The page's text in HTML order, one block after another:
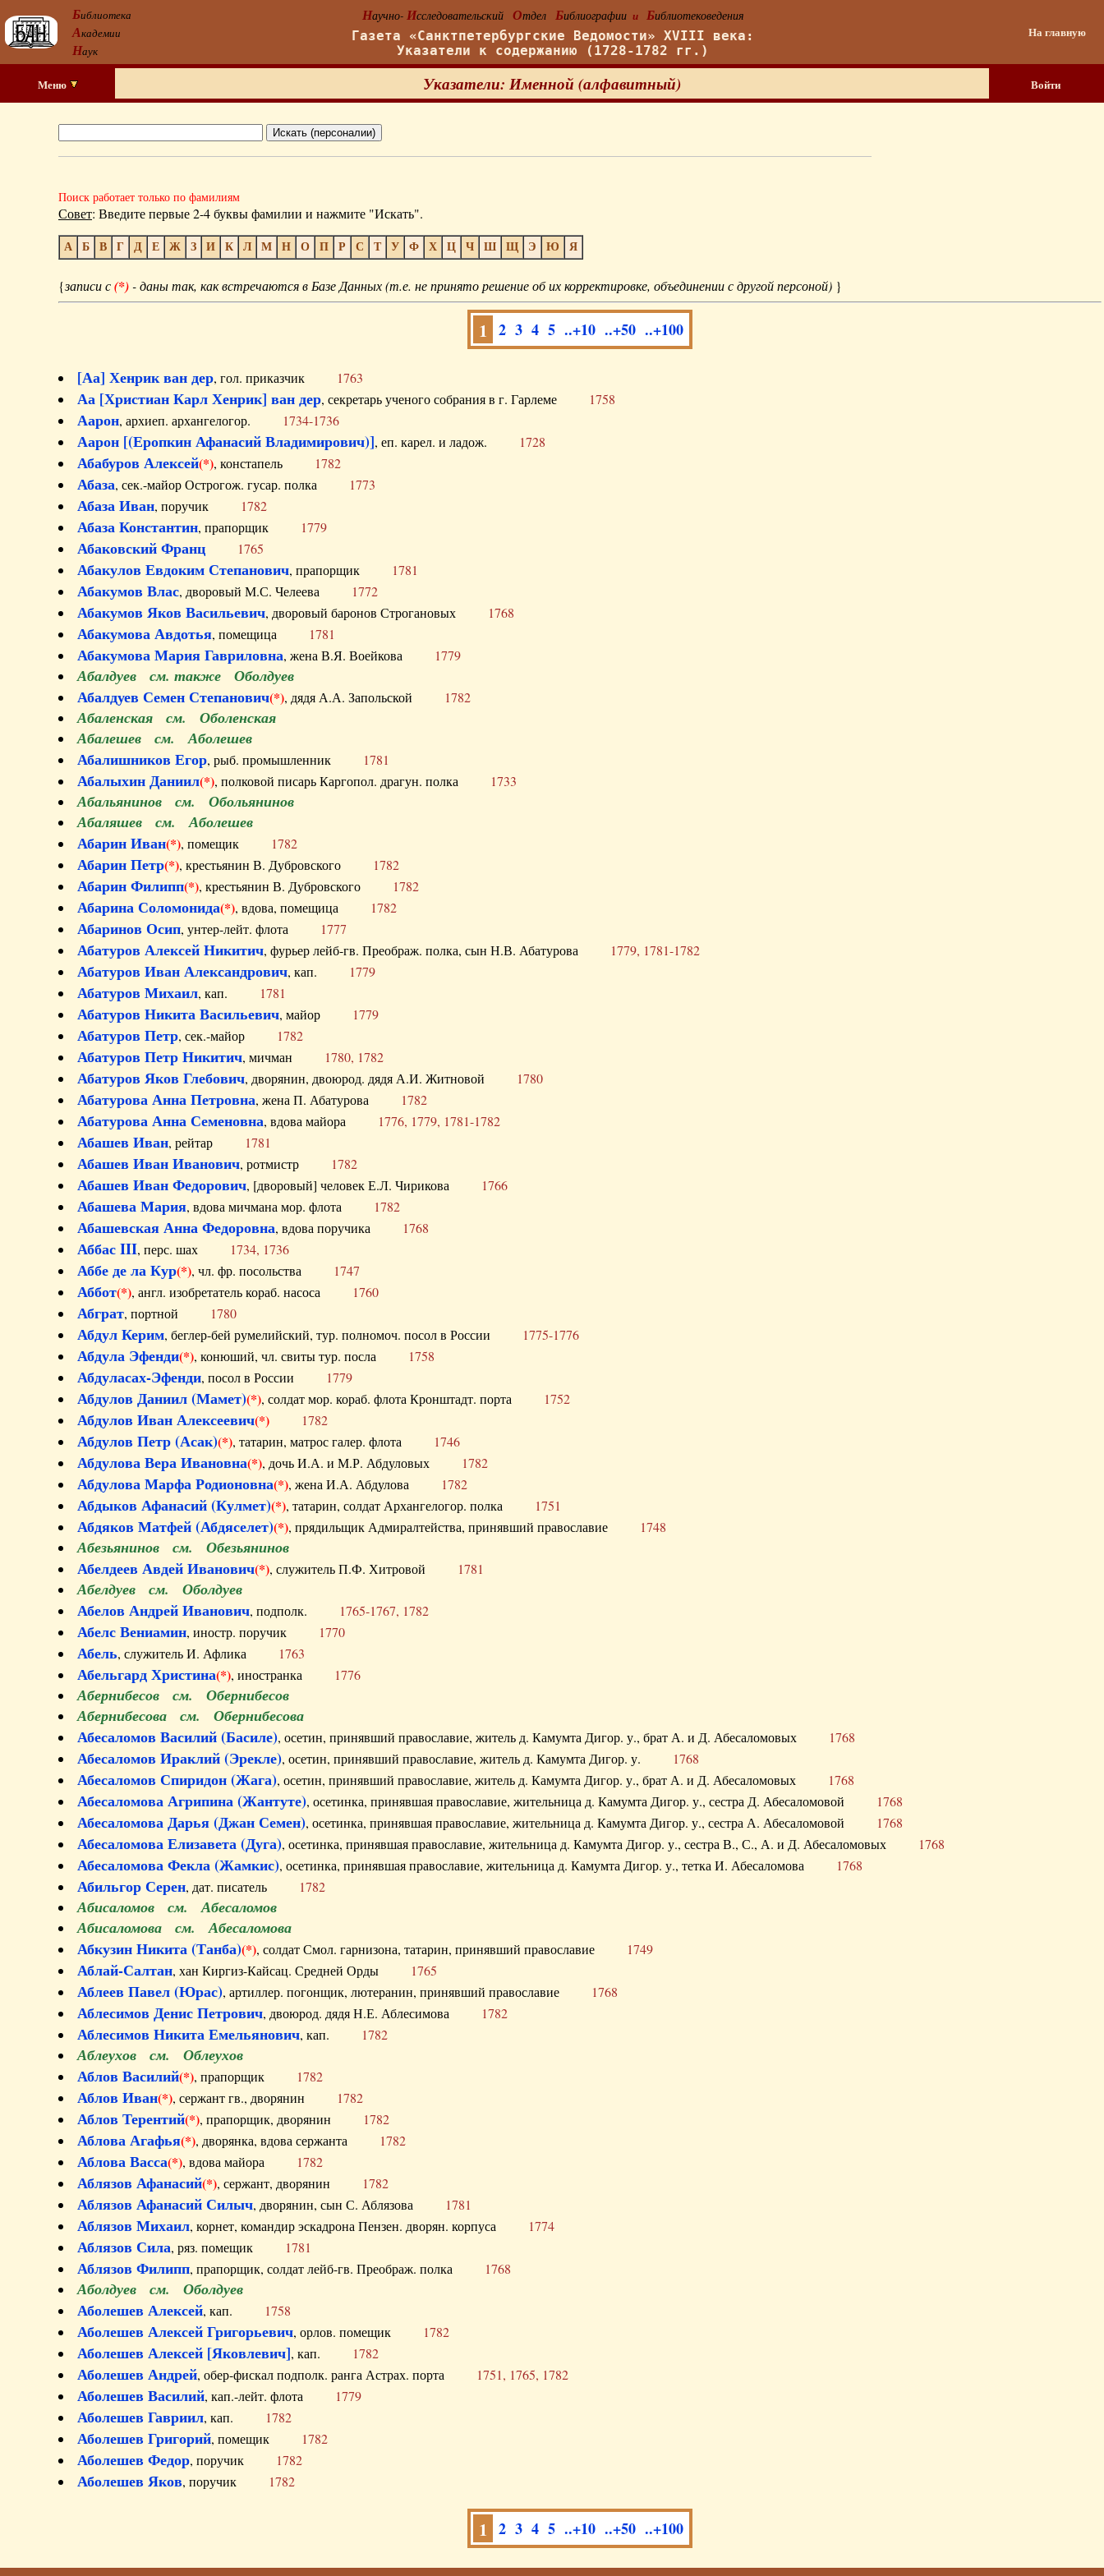
Библиотека
Академии
Наук
Научно- Исследовательский Отдел Библиографии и Библиотековедения
Газета «Санктпетербургские Ведомости» XVIII века:
Указатели к содержанию (1728-1782 гг.)
На главную
Меню Указатели: Именной (алфавитный) Войти
Поиск работает только по фамилиям
Совет: Введите первые 2-4 буквы фамилии и нажмите "Искать".
А Б В Г Д Е Ж З И К Л М Н О П Р С Т У Ф Х Ц Ч Ш Щ Э Ю Я
{записи с(*)- даны так, как встречаются в Базе Данных (т.е. не принято решение об их корректировке, объединении с другой персоной) }
1 2 3 4 5 ..+10 ..+50 ..+100
[Аа] Хенрик ван дер, гол. приказчик 1763
Аа [Христиан Карл Хенрик] ван дер, секретарь ученого собрания в г. Гарлеме 1758
Аарон, архиеп. архангелогор. 1734-1736
Аарон [(Еропкин Афанасий Владимирович)], еп. карел. и ладож. 1728
Абабуров Алексей(*), констапель 1782
Абаза, сек.-майор Острогож. гусар. полка 1773
Абаза Иван, поручик 1782
Абаза Константин, прапорщик 1779
Абаковский Франц 1765
Абакулов Евдоким Степанович, прапорщик 1781
Абакумов Влас, дворовый М.С. Челеева 1772
Абакумов Яков Васильевич, дворовый баронов Строгановых 1768
Абакумова Авдотья, помещица 1781
Абакумова Мария Гавриловна, жена В.Я. Воейкова 1779
Абалдуев см. также Оболдуев
Абалдуев Семен Степанович(*), дядя А.А. Запольской 1782
Абаленская см. Оболенская
Абалешев см. Аболешев
Абалишников Егор, рыб. промышленник 1781
Абалыхин Даниил(*), полковой писарь Каргопол. драгун. полка 1733
Абальянинов см. Обольянинов
Абаляшев см. Аболешев
Абарин Иван(*), помещик 1782
Абарин Петр(*), крестьянин В. Дубровского 1782
Абарин Филипп(*), крестьянин В. Дубровского 1782
Абарина Соломонида(*), вдова, помещица 1782
Абаринов Осип, унтер-лейт. флота 1777
Абатуров Алексей Никитич, фурьер лейб-гв. Преображ. полка, сын Н.В. Абатурова 1779, 1781-1782
Абатуров Иван Александрович, кап. 1779
Абатуров Михаил, кап. 1781
Абатуров Никита Васильевич, майор 1779
Абатуров Петр, сек.-майор 1782
Абатуров Петр Никитич, мичман 1780, 1782
Абатуров Яков Глебович, дворянин, двоюрод. дядя А.И. Житновой 1780
Абатурова Анна Петровна, жена П. Абатурова 1782
Абатурова Анна Семеновна, вдова майора 1776, 1779, 1781-1782
Абашев Иван, рейтар 1781
Абашев Иван Иванович, ротмистр 1782
Абашев Иван Федорович, [дворовый] человек Е.Л. Чирикова 1766
Абашева Мария, вдова мичмана мор. флота 1782
Абашевская Анна Федоровна, вдова поручика 1768
Аббас III, перс. шах 1734, 1736
Аббе де ла Кур(*), чл. фр. посольства 1747
Аббот(*), англ. изобретатель кораб. насоса 1760
Абграт, портной 1780
Абдул Керим, беглер-бей румелийский, тур. полномоч. посол в России 1775-1776
Абдула Эфенди(*), конюший, чл. свиты тур. посла 1758
Абдуласах-Эфенди, посол в России 1779
Абдулов Даниил (Мамет)(*), солдат мор. кораб. флота Кронштадт. порта 1752
Абдулов Иван Алексеевич(*) 1782
Абдулов Петр (Асак)(*), татарин, матрос галер. флота 1746
Абдулова Вера Ивановна(*), дочь И.А. и М.Р. Абдуловых 1782
Абдулова Марфа Родионовна(*), жена И.А. Абдулова 1782
Абдыков Афанасий (Кулмет)(*), татарин, солдат Архангелогор. полка 1751
Абдяков Матфей (Абдяселет)(*), прядильщик Адмиралтейства, принявший православие 1748
Абезьянинов см. Обезьянинов
Абелдеев Авдей Иванович(*), служитель П.Ф. Хитровой 1781
Абелдуев см. Оболдуев
Абелов Андрей Иванович, подполк. 1765-1767, 1782
Абелс Вениамин, иностр. поручик 1770
Абель, служитель И. Афлика 1763
Абельгард Христина(*), иностранка 1776
Абернибесов см. Обернибесов
Абернибесова см. Обернибесова
Абесаломов Василий (Басиле), осетин, принявший православие, житель д. Камумта Дигор. у., брат А. и Д. Абесаломовых 1768
Абесаломов Ираклий (Эрекле), осетин, принявший православие, житель д. Камумта Дигор. у. 1768
Абесаломов Спиридон (Жага), осетин, принявший православие, житель д. Камумта Дигор. у., брат А. и Д. Абесаломовых 1768
Абесаломова Агрипина (Жантуте), осетинка, принявшая православие, жительница д. Камумта Дигор. у., сестра Д. Абесаломовой 1768
Абесаломова Дарья (Джан Семен), осетинка, принявшая православие, жительница д. Камумта Дигор. у., сестра А. Абесаломовой 1768
Абесаломова Елизавета (Дуга), осетинка, принявшая православие, жительница д. Камумта Дигор. у., сестра В., С., А. и Д. Абесаломовых 1768
Абесаломова Фекла (Жамкис), осетинка, принявшая православие, жительница д. Камумта Дигор. у., тетка И. Абесаломова 1768
Абильгор Серен, дат. писатель 1782
Абисаломов см. Абесаломов
Абисаломова см. Абесаломова
Абкузин Никита (Танба)(*), солдат Смол. гарнизона, татарин, принявший православие 1749
Аблай-Салтан, хан Киргиз-Кайсац. Средней Орды 1765
Аблеев Павел (Юрас), артиллер. погонщик, лютеранин, принявший православие 1768
Аблесимов Денис Петрович, двоюрод. дядя Н.Е. Аблесимова 1782
Аблесимов Никита Емельянович, кап. 1782
Аблеухов см. Облеухов
Аблов Василий(*), прапорщик 1782
Аблов Иван(*), сержант гв., дворянин 1782
Аблов Терентий(*), прапорщик, дворянин 1782
Аблова Агафья(*), дворянка, вдова сержанта 1782
Аблова Васса(*), вдова майора 1782
Аблязов Афанасий(*), сержант, дворянин 1782
Аблязов Афанасий Силыч, дворянин, сын С. Аблязова 1781
Аблязов Михаил, корнет, командир эскадрона Пензен. дворян. корпуса 1774
Аблязов Сила, ряз. помещик 1781
Аблязов Филипп, прапорщик, солдат лейб-гв. Преображ. полка 1768
Аболдуев см. Оболдуев
Аболешев Алексей, кап. 1758
Аболешев Алексей Григорьевич, орлов. помещик 1782
Аболешев Алексей [Яковлевич], кап. 1782
Аболешев Андрей, обер-фискал подполк. ранга Астрах. порта 1751, 1765, 1782
Аболешев Василий, кап.-лейт. флота 1779
Аболешев Гавриил, кап. 1782
Аболешев Григорий, помещик 1782
Аболешев Федор, поручик 1782
Аболешев Яков, поручик 1782
1 2 3 4 5 ..+10 ..+50 ..+100